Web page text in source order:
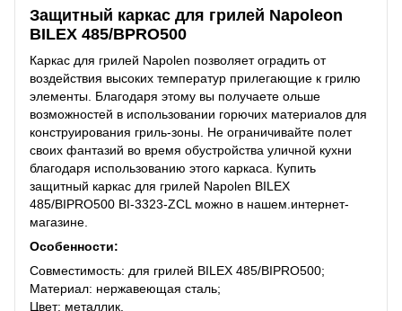
Защитный каркас для грилей Napoleon
BILEX 485/BPRO500
Каркас для грилей Napolen позволяет оградить от
воздействия высоких температур прилегающие к грилю
элементы. Благодаря этому вы получаете ольше
возможностей в использовании горючих материалов для
конструирования гриль-зоны. Не ограничивайте полет
своих фантазий во время обустройства уличной кухни
благодаря использованию этого каркаса. Купить
защитный каркас для грилей Napolen BILEX
485/BIPRO500 BI-3323-ZCL можно в нашем.интернет-
магазине.
Особенности:
Совместимость: для грилей BILEX 485/BIPRO500;
Материал: нержавеющая сталь;
Цвет: металлик.